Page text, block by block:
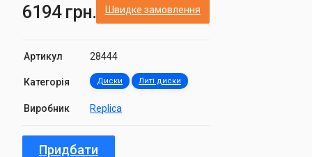
6194 грн. Швидке замовлення
Артикул 28444
Категорія Диски Литі диски
Виробник Replica
Придбати